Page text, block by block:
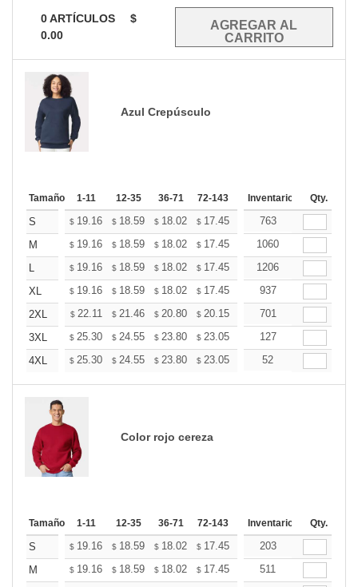
0ARTÍCULOS
$
0.00
Azul Crepúsculo
Tamaño 1-11 12-35 36-71 72-143 144-287 288 +
Inventario Qty.
S $ 19.16 $ 18.59 $ 18.02 $ 17.45 16.89
763
M
$ 19.16 $ 18.59 $ 18.02 $ 17.45 16.89
1060
L
$ 19.16 $ 18.59 $ 18.02 $ 17.45 16.89
1206
XL
$ 19.16 $ 18.59 $ 18.02 $ 17.45 16.89
937
2XL
$ 22.11 $ 21.46 $ 20.80 $ 20.15 19.49
701
3XL
$ 25.30 $ 24.55 $ 23.80 $ 23.05 22.30
127
4XL
$ 25.30 $ 24.55 $ 23.80 $ 23.05 22.30
52
Color rojo cereza
Tamaño 1-11 12-35 36-71 72-143 144-287 288 +
Inventario Qty.
S $ 19.16 $ 18.59 $ 18.02 $ 17.45 16.89
203
M
$ 19.16 $ 18.59 $ 18.02 $ 17.45 16.89
511